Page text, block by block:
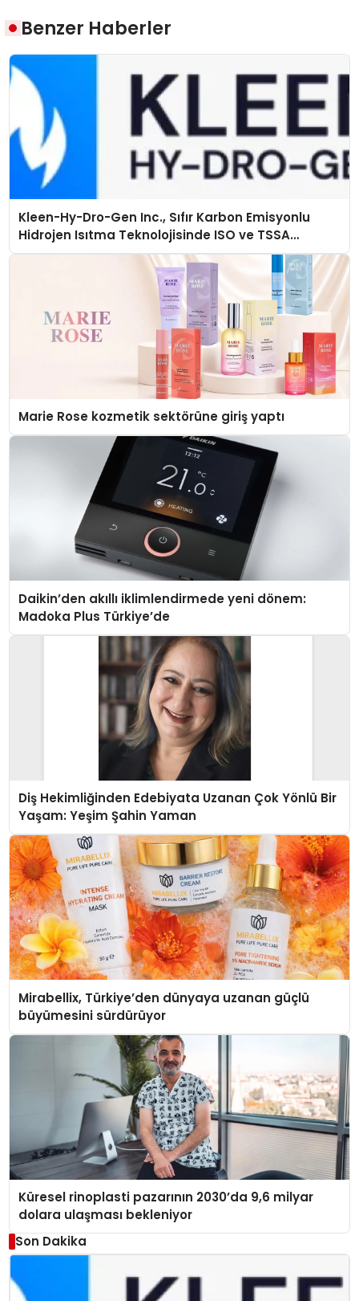
Benzer Haberler
Kleen-Hy-Dro-Gen Inc., Sıfır Karbon Emisyonlu
Hidrojen Isıtma Teknolojisinde ISO ve TSSA
Düzenleyici Onaylarını Aldı
Marie Rose kozmetik sektörüne giriş yaptı
Daikin’den akıllı iklimlendirmede yeni dönem:
Madoka Plus Türkiye’de
Diş Hekimliğinden Edebiyata Uzanan Çok Yönlü Bir
Yaşam: Yeşim Şahin Yaman
Mirabellix, Türkiye’den dünyaya uzanan güçlü
büyümesini sürdürüyor
Küresel rinoplasti pazarının 2030’da 9,6 milyar
dolara ulaşması bekleniyor
Son Dakika